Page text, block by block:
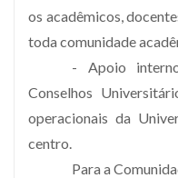
os acadêmicos,
toda comunidade
- Apoio
Conselhos
operacionais da
centro.
Para a